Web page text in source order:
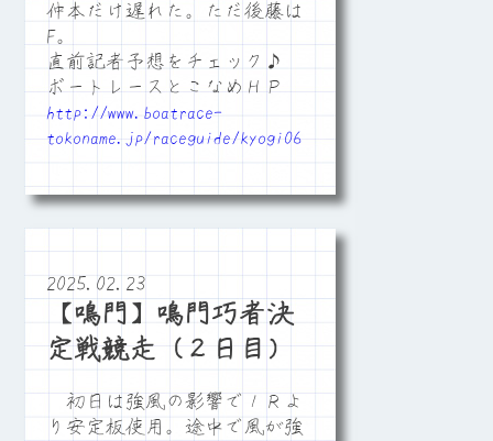
仲本だけ遅れた。ただ後藤は
F。
直前記者予想をチェック♪
ボートレースとこなめＨＰ
http://www.boatrace-
tokoname.jp/raceguide/kyogi06
2025.02.23
【鳴門】鳴門巧者決
定戦競走（２日目）
初日は強風の影響で１Ｒよ
り安定板使用。途中で風が強